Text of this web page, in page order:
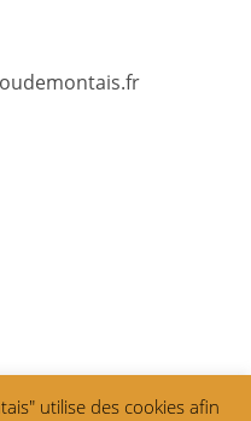
utilise des cookies afin